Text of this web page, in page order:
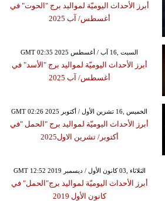
أبرز الأحداث اليوميّة لمواليد برج "الحوت" في
أغسطس/ آب 2025
GMT 02:35 2025 السبت ,16 آب / أغسطس
أبرز الأحداث اليوميّة لمواليد برج "الأسد" في
أغسطس/ آب 2025
GMT 02:26 2025 الخميس ,16 تشرين الأول / أكتوبر
أبرز الأحداث اليوميّة لمواليد برج "الحمل "في
أكتوبر/ تشرين الاول2025
GMT 12:52 2019 الثلاثاء ,03 كانون الأول / ديسمبر
أبرز الأحداث اليوميّة لمواليد برج"الحمل" في
كانون الأول 2019